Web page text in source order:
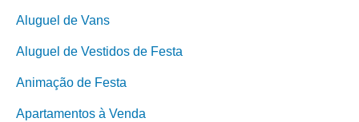
Aluguel de Vans
Aluguel de Vestidos de Festa
Animação de Festa
Apartamentos à Venda